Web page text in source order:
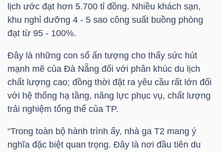
lịch ước đạt hơn 5.700 tỉ đồng. Nhiều khách sạn,
khu nghỉ dưỡng 4 - 5 sao công suất buồng phòng
đạt từ 95 - 100%.
Đây là những con số ấn tượng cho thấy sức hút
mạnh mẽ của Đà Nẵng đối với phân khúc du lịch
chất lượng cao; đồng thời đặt ra yêu cầu rất lớn đối
với hệ thống hạ tầng, năng lực phục vụ, chất lượng
trải nghiệm tổng thể của TP.
“Trong toàn bộ hành trình ấy, nhà ga T2 mang ý
nghĩa đặc biệt quan trọng. Đây là nơi đầu tiên du
PHIẾU
CÔNG
ĐẦU
TƯ